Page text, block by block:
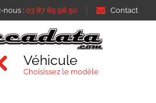
nous : 03 87 85 98 50 Contact
Véhicule
Choisissez le modèle